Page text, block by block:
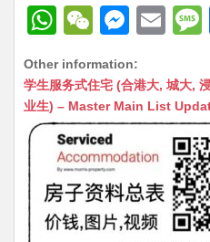
W
at
s
A
p
p
W
C
h
at
M
s
s
n
g
er
E
ai
l
Other information:
学生服务式住宅 (合港大, 城大,
业生) – Master Main List